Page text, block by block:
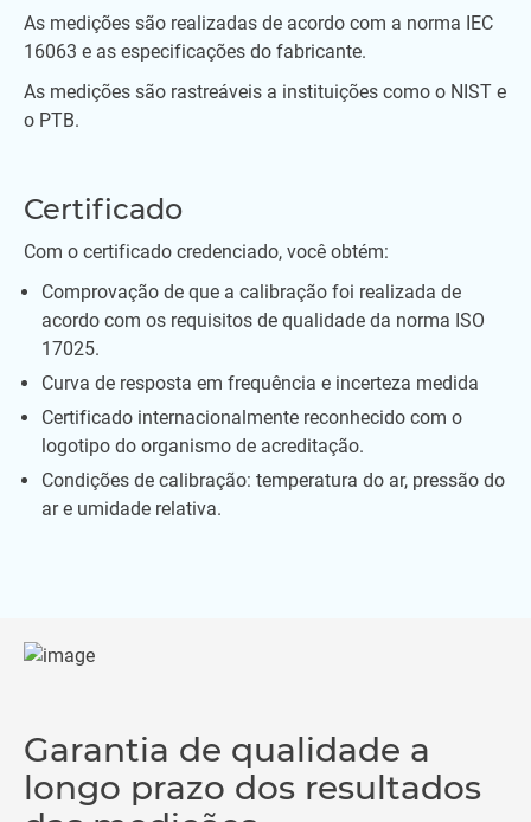
As medições são realizadas de acordo com a norma IEC
16063 e as especificações do fabricante.
As medições são rastreáveis a instituições como o NIST e
o PTB.
Certificado
Com o certificado credenciado, você obtém:
Comprovação de que a calibração foi realizada de
acordo com os requisitos de qualidade da norma ISO
17025.
Curva de resposta em frequência e incerteza medida
Certificado internacionalmente reconhecido com o
logotipo do organismo de acreditação.
Condições de calibração: temperatura do ar, pressão do
ar e umidade relativa.
Garantia de qualidade a
longo prazo dos resultados